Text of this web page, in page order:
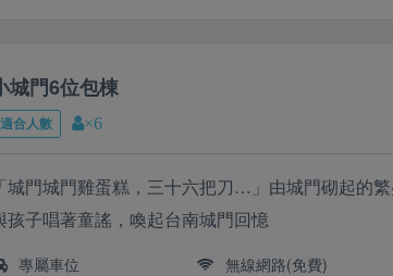
城門6位包棟
適合人數 ×6
「城門城門雞蛋糕，三十六把刀…」由城門砌起的
孩子唱著童謠，喚起台南城門回憶
專屬車位 無線網路(免費)